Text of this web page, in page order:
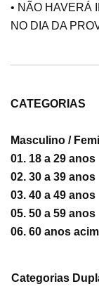
• NÃO HAVERÁ
NO DIA DA
CATEGORIAS
Masculino /
01. 18 a 29 anos
02. 30 a 39 anos
03. 40 a 49 anos
05. 50 a 59 anos
06. 60 anos
Categorias